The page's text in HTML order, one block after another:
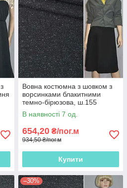
Вовна костюмна з шовком з
ворсинками блакитними
темно-бірюзова, ш.155
В наявності 7 од.
654,20 ₴/пог.м
934,50 ₴/пог.м
Купити
–30%